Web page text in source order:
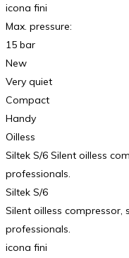
icona fini
Max. pressure:
15 bar
New
Very quiet
Compact
Handy
Oilless
Siltek S/6 Silent oilless
professionals.
Siltek S/6
Silent oilless compressor,
professionals.
icona fini